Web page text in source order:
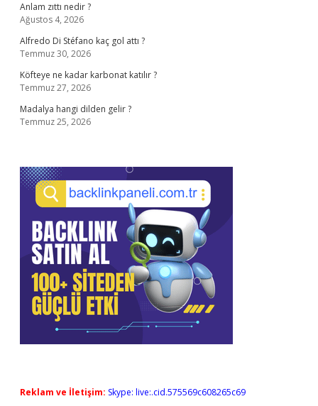
Anlam zıttı nedir ?
Ağustos 4, 2026
Alfredo Di Stéfano kaç gol attı ?
Temmuz 30, 2026
Köfteye ne kadar karbonat katılır ?
Temmuz 27, 2026
Madalya hangi dilden gelir ?
Temmuz 25, 2026
Reklam ve İletişim: Skype: live:.cid.575569c608265c69